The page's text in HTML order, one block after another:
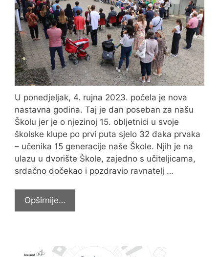
U ponedjeljak, 4. rujna 2023. počela je nova
nastavna godina. Taj je dan poseban za našu
Školu jer je o njezinoj 15. obljetnici u svoje
školske klupe po prvi puta sjelo 32 đaka prvaka
– učenika 15 generacije naše Škole. Njih je na
ulazu u dvorište Škole, zajedno s učiteljicama,
srdačno dočekao i pozdravio ravnatelj …
Opširnije…
generacija
osnovne